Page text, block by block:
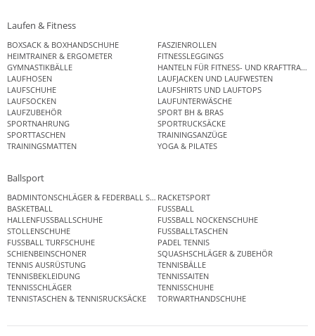
Laufen & Fitness
BOXSACK & BOXHANDSCHUHE
FASZIENROLLEN
HEIMTRAINER & ERGOMETER
FITNESSLEGGINGS
GYMNASTIKBÄLLE
HANTELN FÜR FITNESS- UND
LAUFHOSEN
LAUFJACKEN UND LAUFWESTEN
LAUFSCHUHE
LAUFSHIRTS UND LAUFTOPS
LAUFSOCKEN
LAUFUNTERWÄSCHE
LAUFZUBEHÖR
SPORT BH & BRAS
SPORTNAHRUNG
SPORTRUCKSÄCKE
SPORTTASCHEN
TRAININGSANZÜGE
TRAININGSMATTEN
YOGA & PILATES
Ballsport
BADMINTONSCHLÄGER & FEDERBALL SETSRACKETSPORT
BASKETBALL
FUSSBALL
HALLENFUSSBALLSCHUHE
FUSSBALL NOCKENSCHUHE
STOLLENSCHUHE
FUSSBALLTASCHEN
FUSSBALL TURFSCHUHE
PADEL TENNIS
SCHIENBEINSCHONER
SQUASHSCHLÄGER & ZUBEHÖR
TENNIS AUSRÜSTUNG
TENNISBÄLLE
TENNISBEKLEIDUNG
TENNISSAITEN
TENNISSCHLÄGER
TENNISSCHUHE
TENNISTASCHEN & TENNISRUCKSÄCKE
TORWARTHANDSCHUHE